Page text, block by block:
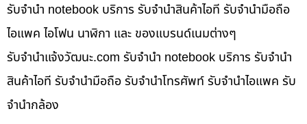
รับจำนำ notebook บริการ รับจำนำสินค้าไอที รับจำนำมือถือ
ไอแพค ไอโฟน นาฬิกา และ ของแบรนด์เนมต่างๆ
รับจํานําแจ้งวัฒนะ.com รับจำนำ notebook บริการ รับจำนำ
สินค้าไอที รับจำนำมือถือ รับจำนำโทรศัพท์ รับจำนำไอแพค รับ
จำนำกล้อง